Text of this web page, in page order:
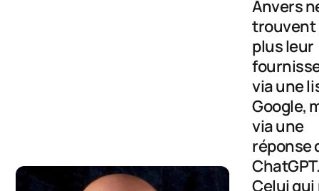
Anvers
trouvent
plus leur
via une
Google,
via une
réponse
Celui qui